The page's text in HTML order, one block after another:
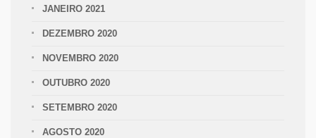
JANEIRO 2021
DEZEMBRO 2020
NOVEMBRO 2020
OUTUBRO 2020
SETEMBRO 2020
AGOSTO 2020